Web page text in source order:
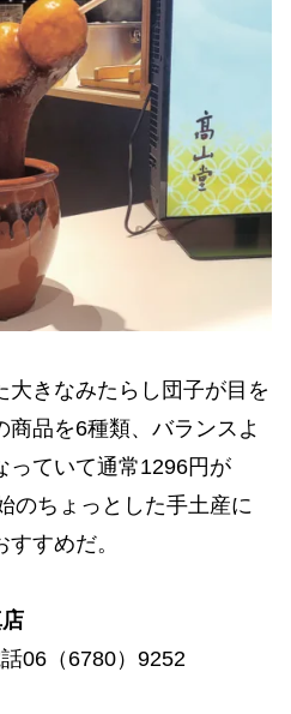
きなみたらし団子が目を
品を6種類、バランスよ
っていて通常1296円が
のちょっとした手土産に
すめだ。
06（6780）9252